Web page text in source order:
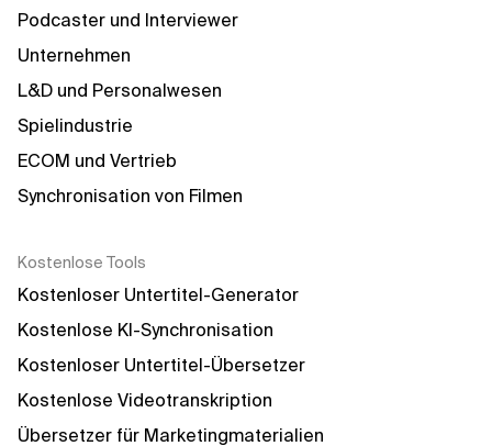
Podcaster und Interviewer
Unternehmen
L&D und Personalwesen
Spielindustrie
ECOM und Vertrieb
Synchronisation von Filmen
Kostenlose Tools
Kostenloser Untertitel-Generator
Kostenlose KI-Synchronisation
Kostenloser Untertitel-Übersetzer
Kostenlose Videotranskription
Übersetzer für Marketingmaterialien